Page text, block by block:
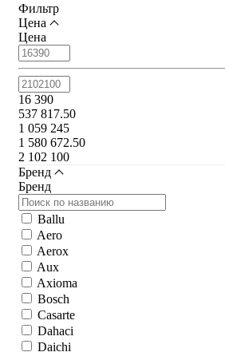
Фильтр
Цена
Цена
16 390
537 817.50
1 059 245
1 580 672.50
2 102 100
Бренд
Бренд
Ballu
Aero
Aerox
Aux
Axioma
Bosch
Casarte
Dahaci
Daichi